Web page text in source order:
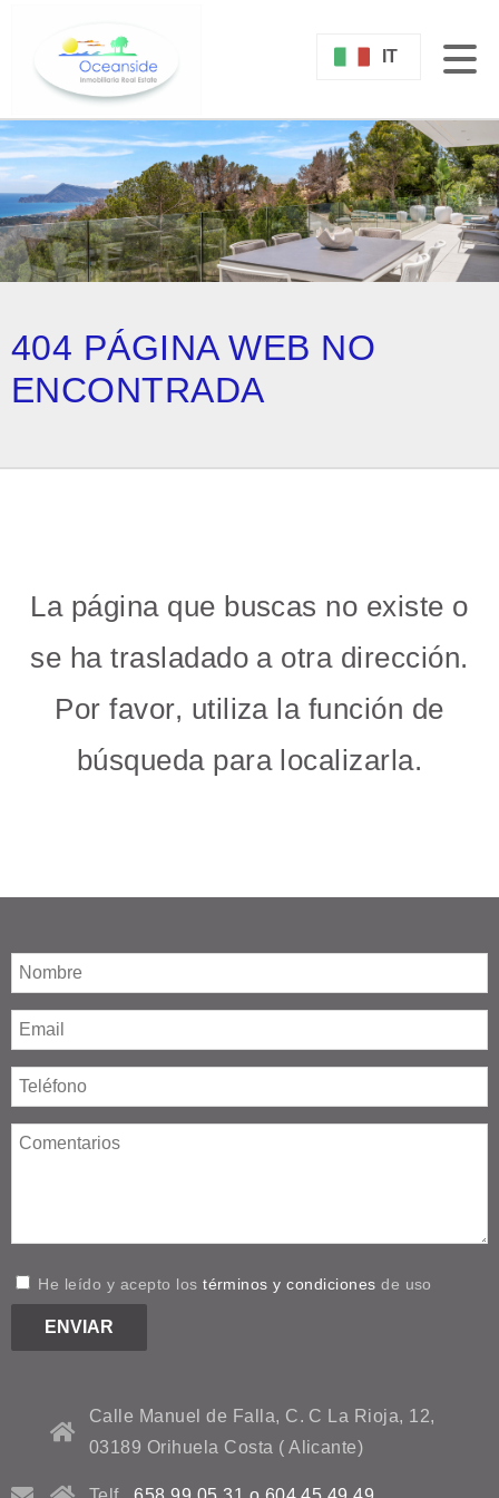
IT
404 PÁGINA WEB NO
ENCONTRADA
La página que buscas no existe o
se ha trasladado a otra dirección.
Por favor, utiliza la función de
búsqueda para localizarla.
He leído y acepto lostérminos y condiciones de uso
Calle Manuel de Falla, C. C La Rioja, 12,
03189 Orihuela Costa ( Alicante)